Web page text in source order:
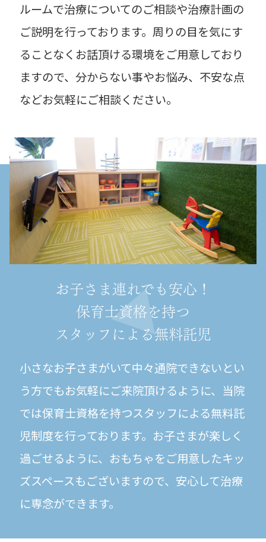
ルームで治療についてのご相談や治療計画の
ご説明を行っております。周りの目を気にす
ることなくお話頂ける環境をご用意しており
ますので、分からない事やお悩み、不安な点
などお気軽にご相談ください。
お子さま連れでも安心！
保育士資格を持つ
スタッフによる無料託児
小さなお子さまがいて中々通院できないとい
う方でもお気軽にご来院頂けるように、当院
では保育士資格を持つスタッフによる無料託
児制度を行っております。お子さまが楽しく
過ごせるように、おもちゃをご用意したキッ
ズスペースもございますので、安心して治療
に専念ができます。